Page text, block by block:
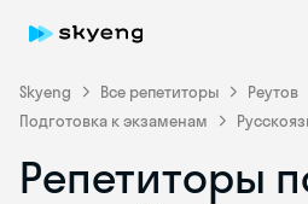
Skyeng Все репетиторы
Реутов
Подготовка к экзаменам
Репетиторы